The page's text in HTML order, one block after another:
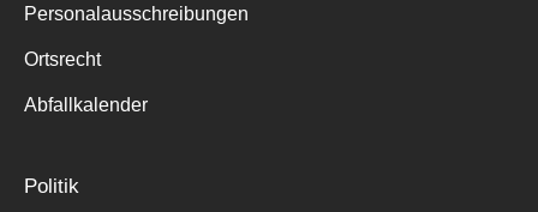
Personalausschreibungen
Ortsrecht
Abfallkalender
Politik